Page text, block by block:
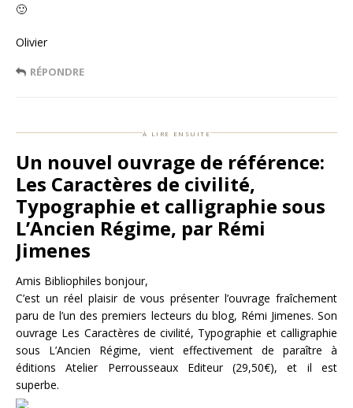
🙂
Olivier
RÉPONDRE
à lire ensuite
Un nouvel ouvrage de référence:
Les Caractères de civilité,
Typographie et calligraphie sous
L’Ancien Régime, par Rémi
Jimenes
Amis Bibliophiles bonjour,
C’est un réel plaisir de vous présenter l’ouvrage fraîchement
paru de l’un des premiers lecteurs du blog, Rémi Jimenes. Son
ouvrage Les Caractères de civilité, Typographie et calligraphie
sous L’Ancien Régime, vient effectivement de paraître à
éditions Atelier Perrousseaux Editeur (29,50€), et il est
superbe.